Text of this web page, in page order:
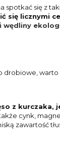
spotkać się z
się licznymi
wędliny
z
cynk,
zawartość